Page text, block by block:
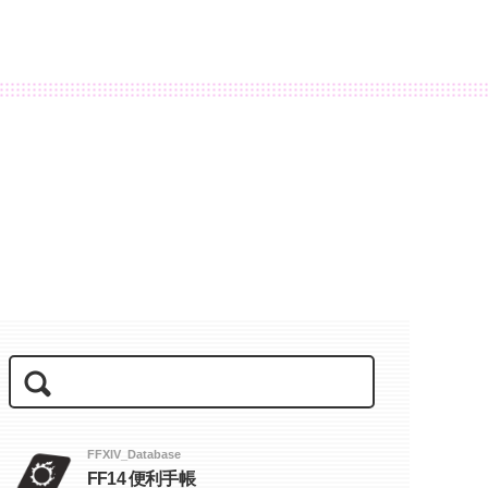
FFXIV_Database
FF14 便利手帳